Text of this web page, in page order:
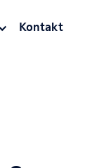
Kontakt